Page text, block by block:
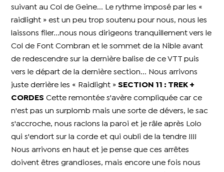
suivant au Col de Geine... Le rythme imposé par les «
raidlight » est un peu trop soutenu pour nous, nous les
laissons filer...nous nous dirigeons tranquillement vers le
Col de Font Combran et le sommet de la Nible avant
de redescendre sur la dernière balise de ce VTT puis
vers le départ de la dernière section... Nous arrivons
juste derrière les « Raidlight »SECTION 11 : TREK +
CORDES Cette remontée s'avère compliquée car ce
n'est pas un surplomb mais une sorte de dévers, le sac
s'accroche, nous raclons la paroi et je râle après Lolo
qui s'endort sur la corde et qui oubli de la tendre !!!!
Nous arrivons en haut et je pense que ces arrêtes
doivent êtres grandioses, mais encore une fois nous